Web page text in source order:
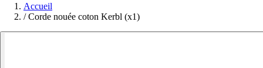
Accueil
/ Corde nouée coton Kerbl (x1)